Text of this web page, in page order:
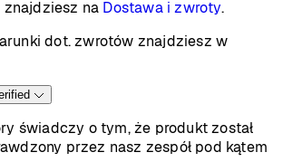
na Dostawa i zwroty.
dot. zwrotów znajdziesz w
świadczy o tym, że produkt został
przez nasz zespół pod kątem